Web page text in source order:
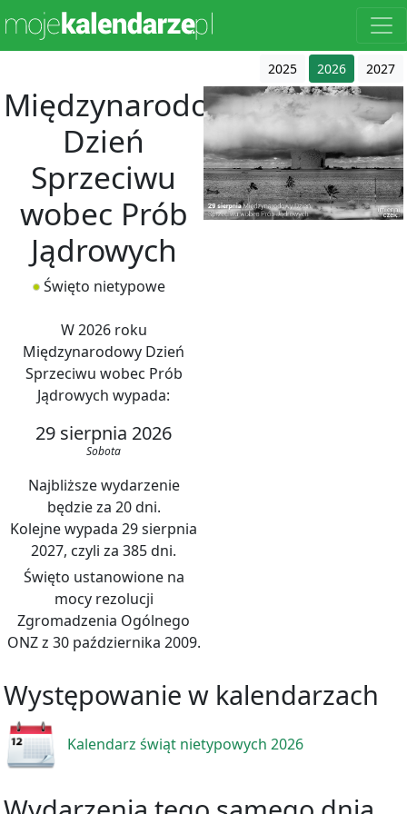
2025 2026 2027
Międzynarodowy
Dzień
Sprzeciwu
wobec Prób
Jądrowych
Święto nietypowe
W 2026 roku
Międzynarodowy Dzień
Sprzeciwu wobec Prób
Jądrowych wypada:
29 sierpnia 2026
Sobota
Najbliższe wydarzenie
będzie za 20 dni.
Kolejne wypada 29 sierpnia
2027, czyli za 385 dni.
Święto ustanowione na
mocy rezolucji
Zgromadzenia Ogólnego
ONZ z 30 października 2009.
Występowanie w kalendarzach
Kalendarz świąt nietypowych 2026